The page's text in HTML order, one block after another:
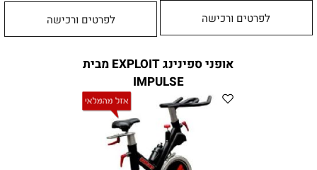
לפרטים ורכישה לפרטים ורכישה
אופני ספינינג EXPLOIT מבית
IMPULSE